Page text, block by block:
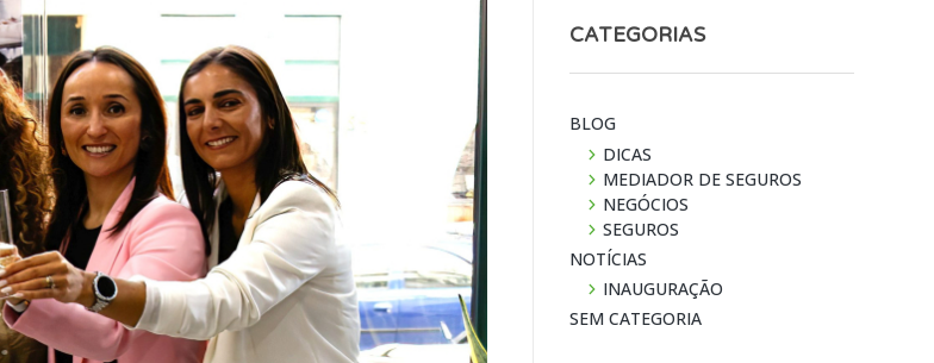
CATEGORIAS
BLOG
DICAS
MEDIADOR DE SEGUROS
NEGÓCIOS
SEGUROS
NOTÍ­CIAS
INAUGURAÇÃO
SEM CATEGORIA